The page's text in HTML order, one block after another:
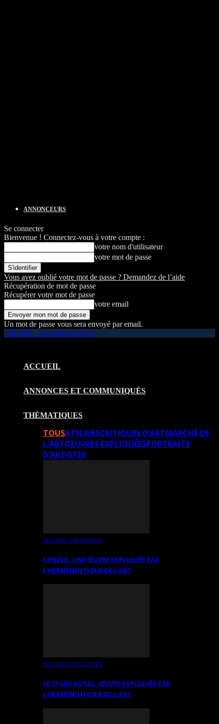
ANNONCEURS
Se connecter
Bienvenue ! Connectez-vous à votre compte :
votre nom d'utilisateur
votre mot de passe
Vous avez oublié votre mot de passe ? Demandez de l’aide
Récupération de mot de passe
Récupérer votre mot de passe
votre email
Un mot de passe vous sera envoyé par email.
HEART – Au coeur de l'Art
ACCUEIL
ANNONCES ET COMMUNIQUÉS
THÉMATIQUES
TOUSATELIERSCRITIQUES D’ARTMARCHÉ DE
L’ARTOEUVRES EXPLIQUÉESPORTRAITS
D’ARTISTES
OEUVRES EXPLIQUÉES
L’ENVOL, UNE ŒUVRE EXPLIQUÉE PAR
L’HERMÉNEUTIQUE DE L’ART
OEUVRES EXPLIQUÉES
LE CYGNE ROYAL. ŒUVRE EXPLIQUÉE PAR
L’HERMÉNEUTIQUE DE L’ART